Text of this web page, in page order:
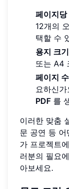
페이지당
12개의
택할 수
용지 크기
또는 A4
페이지 수
요하신
PDF 를
이러한 맞춤
문 공연 등 어
가 프로젝트
러분의 필요
아보세요.